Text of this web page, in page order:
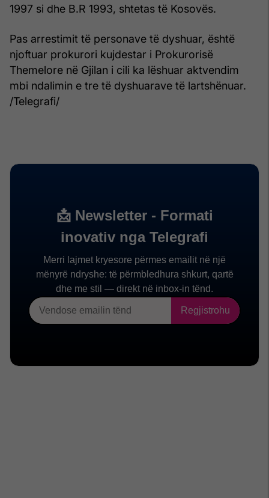
1997 si dhe B.R 1993, shtetas të Kosovës.
Pas arrestimit të personave të dyshuar, është
njoftuar prokurori kujdestar i Prokurorisë
Themelore në Gjilan i cili ka lëshuar aktvendim
mbi ndalimin e tre të dyshuarave të lartshënuar.
/Telegrafi/